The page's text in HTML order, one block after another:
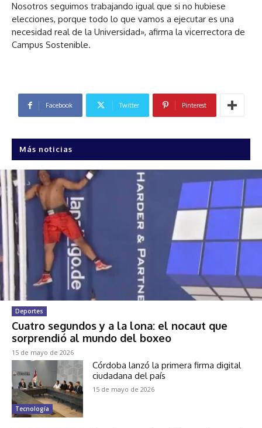
Nosotros seguimos trabajando igual que si no hubiese
elecciones, porque todo lo que vamos a ejecutar es una
necesidad real de la Universidad», afirma la vicerrectora de
Campus Sostenible.
Facebook Twitter Pinterest
Más noticias
Deportes
Cuatro segundos y a la lona: el nocaut que
sorprendió al mundo del boxeo
15 de mayo de 2026
Tecnología
Córdoba lanzó la primera firma digital
ciudadana del país
15 de mayo de 2026